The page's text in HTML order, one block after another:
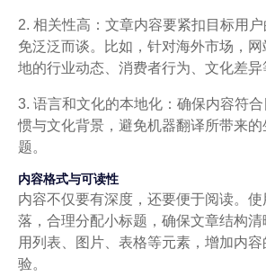
2. 相关性高：文章内容要紧扣目标用
免泛泛而谈。比如，针对海外市场，
地的行业动态、消费者行为、文化差异
3. 语言和文化的本地化：确保内容符
惯与文化背景，避免机器翻译所带来的
题。
内容格式与可读性
内容不仅要有深度，还要便于阅读。
落，合理分配小标题，确保文章结构
用列表、图片、表格等元素，增加内
验。